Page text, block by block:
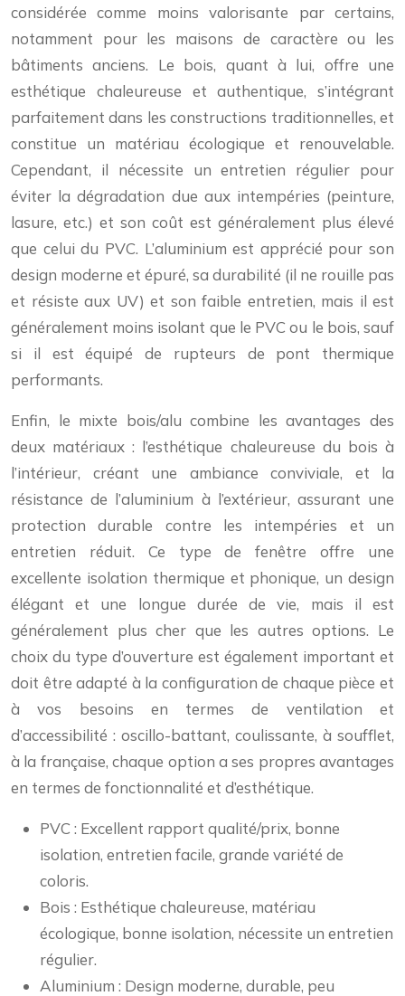
considérée comme moins valorisante par certains,
notamment pour les maisons de caractère ou les
bâtiments anciens. Le bois, quant à lui, offre une
esthétique chaleureuse et authentique, s’intégrant
parfaitement dans les constructions traditionnelles, et
constitue un matériau écologique et renouvelable.
Cependant, il nécessite un entretien régulier pour
éviter la dégradation due aux intempéries (peinture,
lasure, etc.) et son coût est généralement plus élevé
que celui du PVC. L’aluminium est apprécié pour son
design moderne et épuré, sa durabilité (il ne rouille pas
et résiste aux UV) et son faible entretien, mais il est
généralement moins isolant que le PVC ou le bois, sauf
si il est équipé de rupteurs de pont thermique
performants.
Enfin, le mixte bois/alu combine les avantages des
deux matériaux : l’esthétique chaleureuse du bois à
l’intérieur, créant une ambiance conviviale, et la
résistance de l’aluminium à l’extérieur, assurant une
protection durable contre les intempéries et un
entretien réduit. Ce type de fenêtre offre une
excellente isolation thermique et phonique, un design
élégant et une longue durée de vie, mais il est
généralement plus cher que les autres options. Le
choix du type d’ouverture est également important et
doit être adapté à la configuration de chaque pièce et
à vos besoins en termes de ventilation et
d’accessibilité : oscillo-battant, coulissante, à soufflet,
à la française, chaque option a ses propres avantages
en termes de fonctionnalité et d’esthétique.
PVC : Excellent rapport qualité/prix, bonne
isolation, entretien facile, grande variété de
coloris.
Bois : Esthétique chaleureuse, matériau
écologique, bonne isolation, nécessite un entretien
régulier.
Aluminium : Design moderne, durable, peu